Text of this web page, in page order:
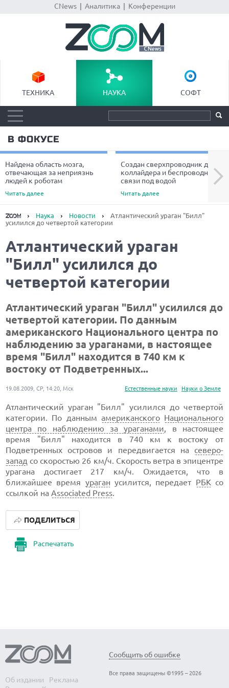
CNews| Аналитика| Конференции
ТЕХНИКА НАУКА СОФТ
В ФОКУСЕ
Найдена область мозга,
отвечающая за неприязнь
людей к роботам
Читать далее
Создан сверхпроводник для
коллайдера и беспроводной
связи под водой
Читать далее
Next
Наука Новости
Атлантический ураган "Билл"
усилился до четвертой категории
Атлантический ураган
"Билл" усилился до
четвертой категории
Атлантический ураган "Билл" усилился до
четвертой категории. По данным
американского Национального центра по
наблюдению за ураганами, в настоящее
время "Билл" находится в 740 км к
востоку от Подветренных...
Естественные науки Науки о Земле
19.08.2009, СР, 14:20, Мск
Атлантический ураган "Билл" усилился до четвертой
категории. По данным американского Национального
центра по наблюдению за ураганами, в настоящее
время "Билл" находится в 740 км к востоку от
Подветренных островов и передвигается на северо-
запад со скоростью 26 км/ч. Скорость ветра в эпицентре
урагана достигает 217 км/ч. Ожидается, что в
ближайшее время ураган усилится, передает РБКсо
ссылкой наAssociated Press.
Распечатать
ПОДЕЛИТЬСЯ
Об издании
Реклама
Сообщить об ошибке
Все права защищены ©1995 – 2026